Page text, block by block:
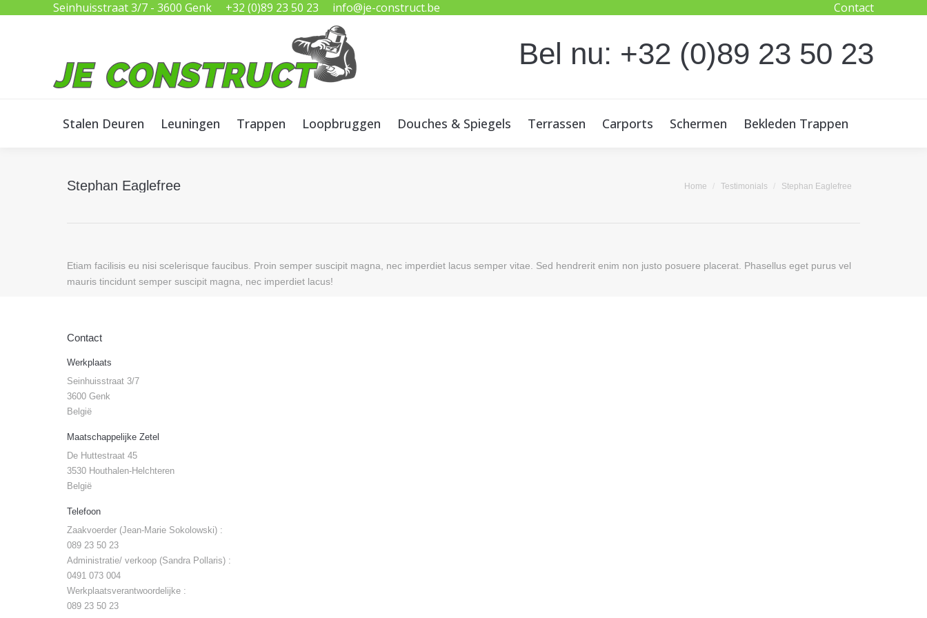
Seinhuisstraat 3/7 - 3600 Genk +32 (0)89 23 50 23 info@je-construct.be Contact
Bel nu: +32 (0)89 23 50 23
Stalen Deuren Leuningen Trappen Loopbruggen Douches & Spiegels Terrassen Carports Schermen Bekleden Trappen
Stephan Eaglefree Je bent hier:
Home Testimonials Stephan Eaglefree
Etiam facilisis eu nisi scelerisque faucibus. Proin semper suscipit magna, nec imperdiet lacus semper vitae. Sed hendrerit enim non justo posuere placerat. Phasellus eget purus vel
mauris tincidunt semper suscipit magna, nec imperdiet lacus!
Contact
Werkplaats
Seinhuisstraat 3/7
3600 Genk
België
Maatschappelijke Zetel
De Huttestraat 45
3530 Houthalen-Helchteren
België
Telefoon
Zaakvoerder (Jean-Marie Sokolowski) :
089 23 50 23
Administratie/ verkoop (Sandra Pollaris) :
0491 073 004
Werkplaatsverantwoordelijke :
089 23 50 23
Loopbruggen